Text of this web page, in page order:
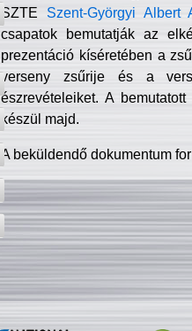
SZTE Szent-Györgyi Albert
csapatok bemutatják az
prezentáció kíséretében a
verseny zsűrije és a
észrevételeiket. A
készül majd.
A beküldendő dokumentum